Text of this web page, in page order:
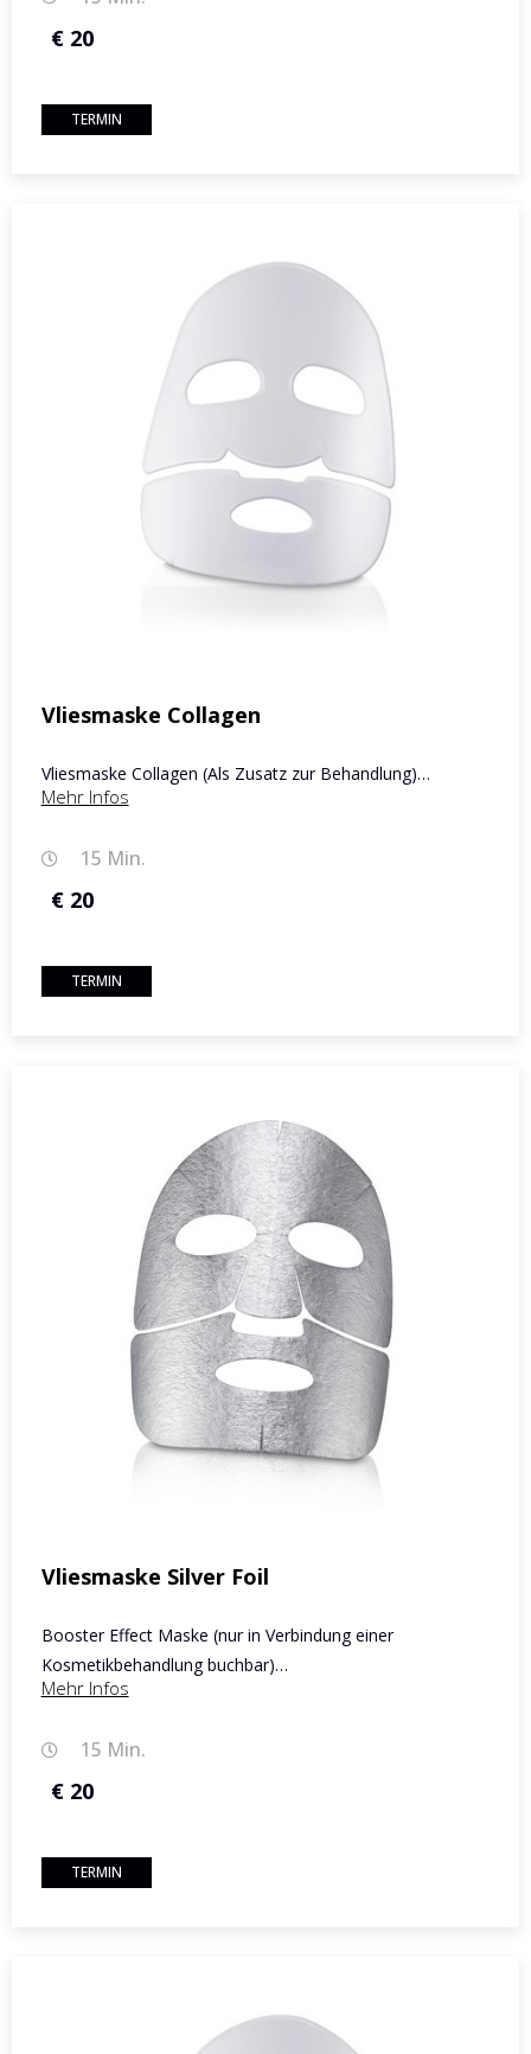
€ 20
TERMIN
Vliesmaske Collagen
Vliesmaske Collagen (Als Zusatz zur Behandlung)…
Mehr Infos
15 Min.
€ 20
TERMIN
Vliesmaske Silver Foil
Booster Effect Maske (nur in Verbindung einer
Kosmetikbehandlung buchbar)…
Mehr Infos
15 Min.
€ 20
TERMIN